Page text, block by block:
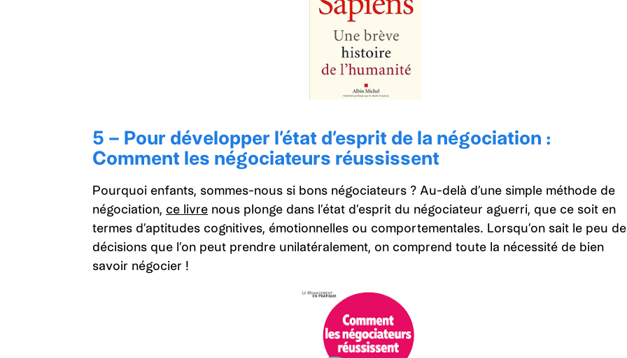
5 – Pour développer l’état d’esprit de la négociation :
Comment les négociateurs réussissent
Pourquoi enfants, sommes-nous si bons négociateurs ? Au-delà d’une simple méthode de
négociation, ce livre nous plonge dans l’état d’esprit du négociateur aguerri, que ce soit en
termes d’aptitudes cognitives, émotionnelles ou comportementales. Lorsqu’on sait le peu de
décisions que l’on peut prendre unilatéralement, on comprend toute la nécessité de bien
savoir négocier !